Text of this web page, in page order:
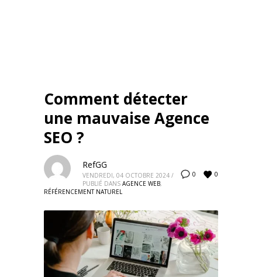
Comment détecter
une mauvaise Agence
SEO ?
0 0
RefGG
VENDREDI, 04 OCTOBRE 2024 /
PUBLIÉ DANS AGENCE WEB,
RÉFÉRENCEMENT NATUREL